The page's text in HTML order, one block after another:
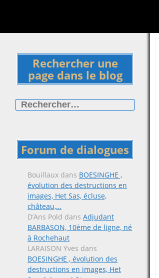
Rechercher une
page dans le blog
Forum de dialogues
Bouillaux dans BOESINGHE ,
évolution des destructions en
images, Het Sas, écluse,
château,…
D’Ans Pold dans Adjudant
BARBASON, 10ème de ligne, né
à Rochehaut
LARAISON Yves dans
BOESINGHE , évolution des
destructions en images, Het